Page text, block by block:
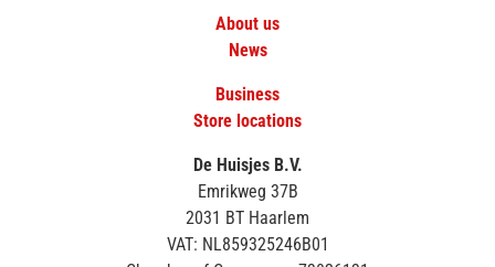
About us
News
Business
Store locations
De Huisjes B.V.
Emrikweg 37B
2031 BT Haarlem
VAT: NL859325246B01